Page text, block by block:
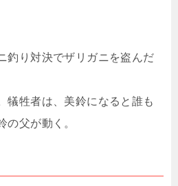
釣り対決でザリガニを盗んだ
犠牲者は、美鈴になると誰も
の父が動く。